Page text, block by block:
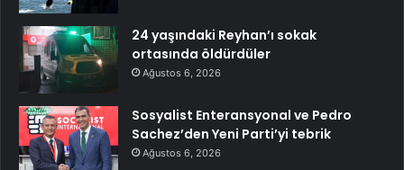
24 yaşındaki Reyhan’ı sokak
ortasında öldürdüler
Ağustos 6, 2026
Sosyalist Enteransyonal ve Pedro
Sachez’den Yeni Parti’yi tebrik
Ağustos 6, 2026